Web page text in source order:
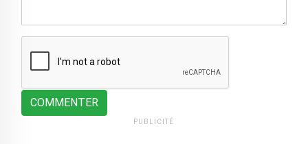
COMMENTER
PUBLICITÉ